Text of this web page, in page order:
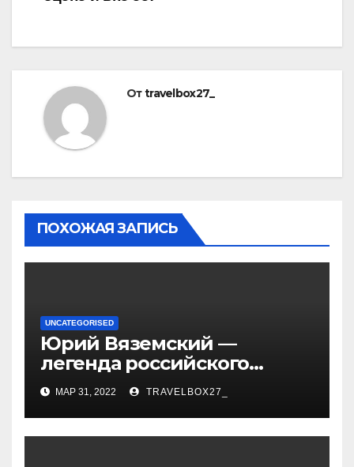
Отtravelbox27_
ПОХОЖАЯ ЗАПИСЬ
UNCATEGORISED
Юрий Вяземский —
легенда российского
спорта — биография,
достижения и вклад в
развитие гимнастики
МАР 31, 2022 TRAVELBOX27_